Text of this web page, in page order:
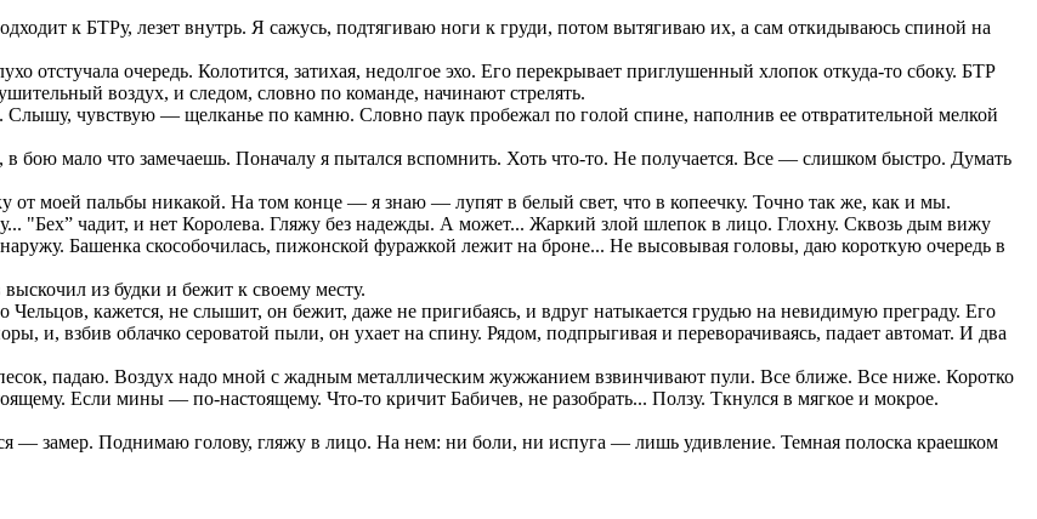
к БТРу, лезет внутрь. Я сажусь, подтягиваю ноги к груди, потом вытягиваю их, а сам откидываюсь спиной на
отстучала очередь. Колотится, затихая, недолгое эхо. Его перекрывает приглушенный хлопок откуда-то сбоку. БТР
воздух, и следом, словно по команде, начинают стрелять.
Слышу, чувствую — щелканье по камню. Словно паук пробежал по голой спине, наполнив ее отвратительной мелкой
бою мало что замечаешь. Поначалу я пытался вспомнить. Хоть что-то. Не получается. Все — слишком быстро. Думать
от моей пальбы никакой. На том конце — я знаю — лупят в белый свет, что в копеечку. Точно так же, как и мы.
"Бех” чадит, и нет Королева. Гляжу без надежды. А может... Жаркий злой шлепок в лицо. Глохну. Сквозь дым вижу
Башенка скособочилась, пижонской фуражкой лежит на броне... Не высовывая головы, даю короткую очередь в
из будки и бежит к своему месту.
кажется, не слышит, он бежит, даже не пригибаясь, и вдруг натыкается грудью на невидимую преграду. Его
и, взбив облачко сероватой пыли, он ухает на спину. Рядом, подпрыгивая и переворачиваясь, падает автомат. И два
падаю. Воздух надо мной с жадным металлическим жужжанием взвинчивают пули. Все ближе. Все ниже. Коротко
Если мины — по-настоящему. Что-то кричит Бабичев, не разобрать... Ползу. Ткнулся в мягкое и мокрое.
замер. Поднимаю голову, гляжу в лицо. На нем: ни боли, ни испуга — лишь удивление. Темная полоска краешком